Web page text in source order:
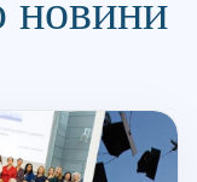
новини